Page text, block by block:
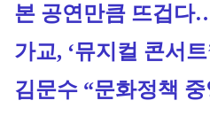
본 공연만큼 뜨겁다
가교, ‘뮤지컬 콘서트
김문수 “문화정책